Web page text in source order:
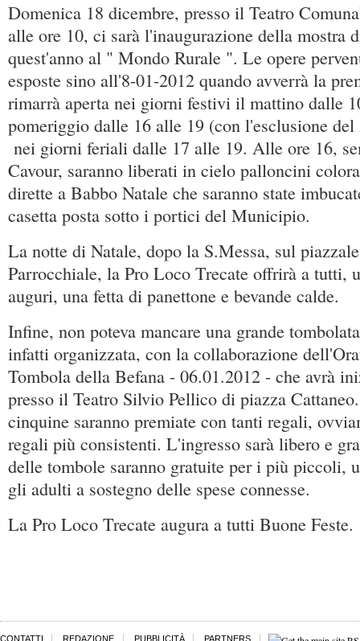
Domenica 18 dicembre, presso il Teatro
alle ore 10, ci sarà l'inaugurazione della mostra
quest'anno al " Mondo Rurale ". Le opere
esposte sino all'8-01-2012 quando avverrà la
rimarrà aperta nei giorni festivi il mattino dalle
pomeriggio dalle 16 alle 19 (con l'esclusione
nei giorni feriali dalle 17 alle 19. Alle ore 16,
Cavour, saranno liberati in cielo palloncini
dirette a Babbo Natale che saranno state
casetta posta sotto i portici del Municipio.
La notte di Natale, dopo la S.Messa, sul
Parrocchiale, la Pro Loco Trecate offrirà a tutti,
auguri, una fetta di panettone e bevande calde.
Infine, non poteva mancare una grande
infatti organizzata, con la collaborazione
Tombola della Befana - 06.01.2012 - che avrà
presso il Teatro Silvio Pellico di piazza
cinquine saranno premiate con tanti regali,
regali più consistenti. L'ingresso sarà libero e
delle tombole saranno gratuite per i più piccoli,
gli adulti a sostegno delle spese connesse.
La Pro Loco Trecate augura a tutti Buone Feste.
CONTATTI REDAZIONE PUBBLICITÀ PARTNERS